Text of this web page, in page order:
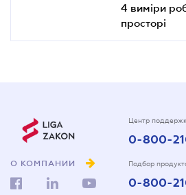
4 виміри
просторі
О КОМПАНИИ
Центр
0-800-
Подбор
0-800-